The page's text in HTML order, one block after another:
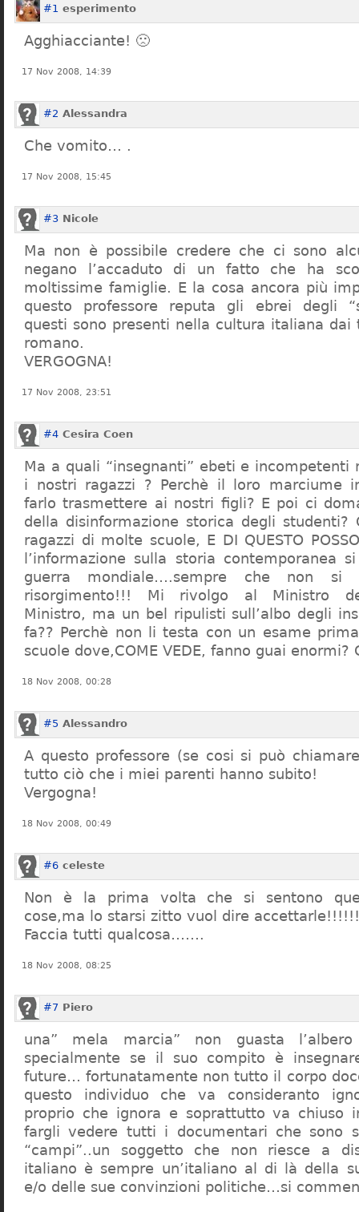
#1 esperimento
Agghiacciante! 🙁
17 Nov 2008, 14:39
#2 Alessandra
Che vomito… .
17 Nov 2008, 15:45
#3 Nicole
Ma non è possibile credere che ci sono
negano l’accaduto di un fatto che ha
moltissime famiglie. E la cosa ancora più
questo professore reputa gli ebrei degli
questi sono presenti nella cultura italiana dai
romano.
VERGOGNA!
17 Nov 2008, 23:51
#4 Cesira Coen
Ma a quali “insegnanti” ebeti e
i nostri ragazzi ? Perchè il loro marciume
farlo trasmettere ai nostri figli? E poi ci
della disinformazione storica degli
ragazzi di molte scuole, E DI QUESTO POSSO
l’informazione sulla storia contemporanea
guerra mondiale….sempre che non
risorgimento!!! Mi rivolgo al Ministro
Ministro, ma un bel ripulisti sull’albo degli
fa?? Perchè non li testa con un esame
scuole dove,COME VEDE, fanno guai enormi?
18 Nov 2008, 00:28
#5 Alessandro
A questo professore (se cosi si può
tutto ciò che i miei parenti hanno subito!
Vergogna!
18 Nov 2008, 00:49
#6 celeste
Non è la prima volta che si sentono
cose,ma lo starsi zitto vuol dire accettarle!!!!!!
Faccia tutti qualcosa…….
18 Nov 2008, 08:25
#7 Piero
una” mela marcia” non guasta
specialmente se il suo compito è
future… fortunatamente non tutto il corpo
questo individuo che va consideranto
proprio che ignora e soprattutto va chiuso
fargli vedere tutti i documentari che sono
“campi”..un soggetto che non riesce a
italiano è sempre un’italiano al di là della
e/o delle sue convinzioni politiche…si